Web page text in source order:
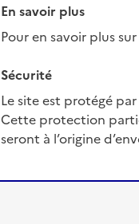
En savoir plus
Pour en savoir plus
Sécurité
Le site est protégé
Cette protection
seront à l’origine